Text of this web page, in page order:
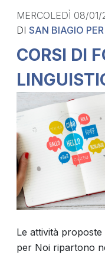
MERCOLEDÌ 08/01/
DI SAN BIAGIO
CORSI DI
Le attività
per Noi ripartono